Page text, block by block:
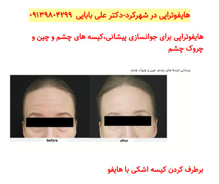
هایفوتراپی در شهرکرد-دکتر علی بابایی ۰۹۱۳۹۸۰۴۲۹۹
هایفوتراپی برای جوانسازی پیشانی،کیسه های چشم و چین و
چروک چشم
برطرف کردن کیسه اشکی با هایفو